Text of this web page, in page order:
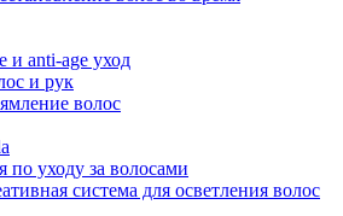
anti-age уход
и рук
волос
по уходу за волосами
система для осветления волос